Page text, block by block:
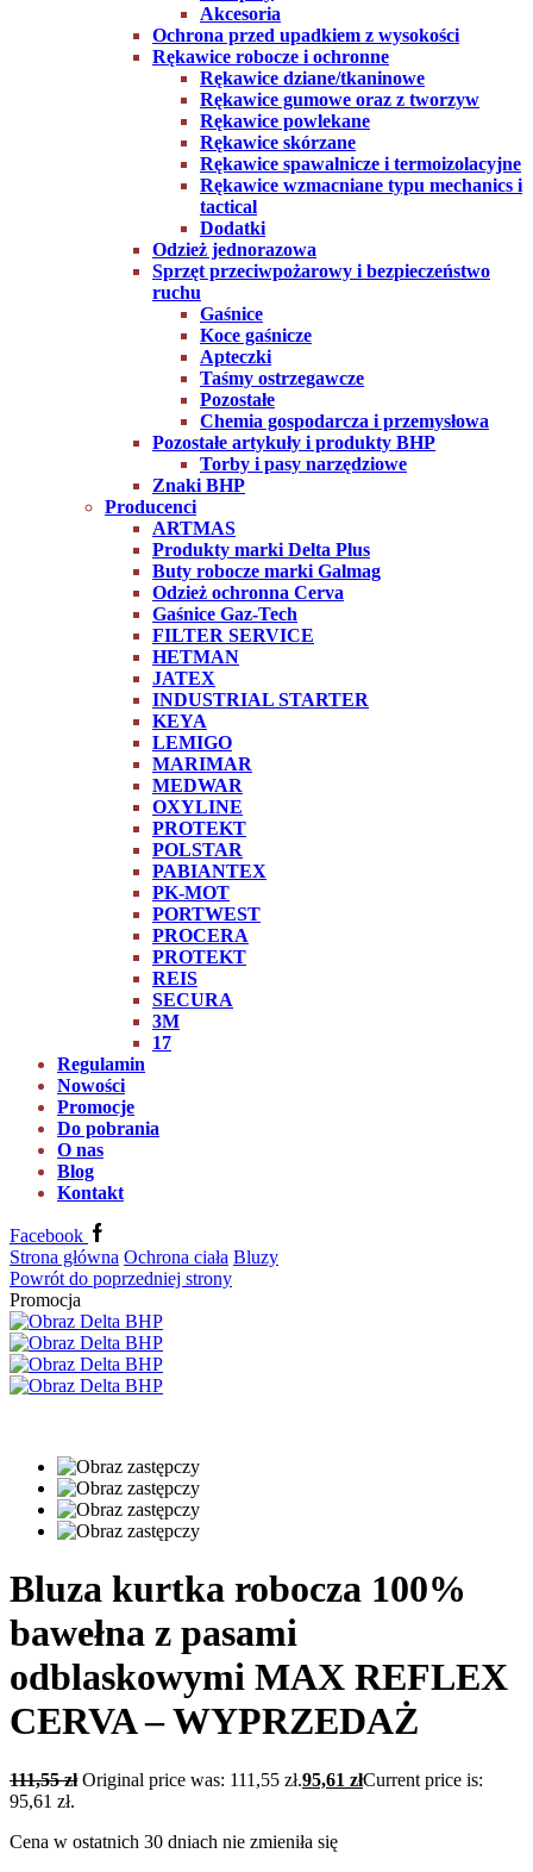
Akcesoria
Ochrona przed upadkiem z wysokości
Rękawice robocze i ochronne
Rękawice dziane/tkaninowe
Rękawice gumowe oraz z tworzyw
Rękawice powlekane
Rękawice skórzane
Rękawice spawalnicze i termoizolacyjne
Rękawice wzmacniane typu mechanics i
tactical
Dodatki
Odzież jednorazowa
Sprzęt przeciwpożarowy i bezpieczeństwo
ruchu
Gaśnice
Koce gaśnicze
Apteczki
Taśmy ostrzegawcze
Pozostałe
Chemia gospodarcza i przemysłowa
Pozostałe artykuły i produkty BHP
Torby i pasy narzędziowe
Znaki BHP
Producenci
ARTMAS
Produkty marki Delta Plus
Buty robocze marki Galmag
Odzież ochronna Cerva
Gaśnice Gaz-Tech
FILTER SERVICE
HETMAN
JATEX
INDUSTRIAL STARTER
KEYA
LEMIGO
MARIMAR
MEDWAR
OXYLINE
PROTEKT
POLSTAR
PABIANTEX
PK-MOT
PORTWEST
PROCERA
PROTEKT
REIS
SECURA
3M
17
Regulamin
Nowości
Promocje
Do pobrania
O nas
Blog
Kontakt
Facebook
Strona główna Ochrona ciała Bluzy
Powrót do poprzedniej strony
Promocja
Bluza kurtka robocza 100%
bawełna z pasami
odblaskowymi MAX REFLEX
CERVA – WYPRZEDAŻ
111,55zł Original price was: 111,55 zł.95,61 złCurrent price is:
95,61 zł.
Cena w ostatnich 30 dniach nie zmieniła się